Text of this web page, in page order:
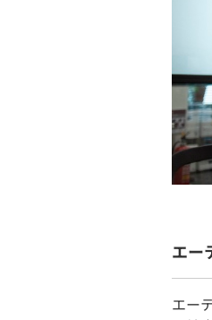
エー
エー